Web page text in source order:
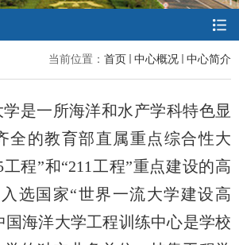
当前位置： 首页 中心概况 中心简介
是一所海洋和水产学科特色显
全的教育部直属重点综合性大
程”和“211工程”重点建设的高
选国家“世界一流大学建设高
国海洋大学工程训练中心是学校